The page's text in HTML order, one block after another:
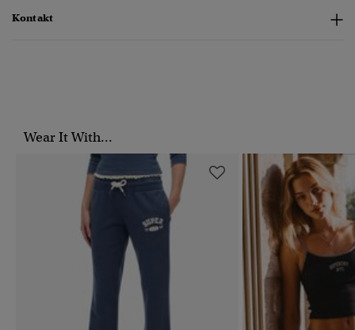
Kontakt
Wear It With...